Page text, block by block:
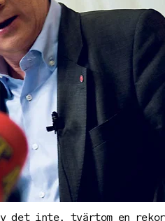
det inte, tvärtom en